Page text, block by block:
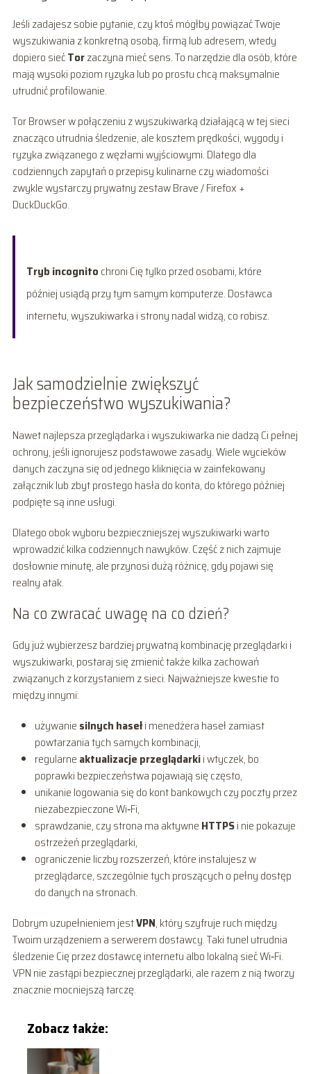
Jeśli zadajesz sobie pytanie, czy ktoś mógłby powiązać Twoje
wyszukiwania z konkretną osobą, firmą lub adresem, wtedy
dopiero siećTorzaczyna mieć sens. To narzędzie dla osób, które
mają wysoki poziom ryzyka lub po prostu chcą maksymalnie
utrudnić profilowanie.
Tor Browser w połączeniu z wyszukiwarką działającą w tej sieci
znacząco utrudnia śledzenie, ale kosztem prędkości, wygody i
ryzyka związanego z węzłami wyjściowymi. Dlatego dla
codziennych zapytań o przepisy kulinarne czy wiadomości
zwykle wystarczy prywatny zestaw Brave / Firefox +
DuckDuckGo.
Tryb incognito chroni Cię tylko przed osobami, które
później usiądą przy tym samym komputerze. Dostawca
internetu, wyszukiwarka i strony nadal widzą, co robisz.
Jak samodzielnie zwiększyć
bezpieczeństwo wyszukiwania?
Nawet najlepsza przeglądarka i wyszukiwarka nie dadzą Ci pełnej
ochrony, jeśli ignorujesz podstawowe zasady. Wiele wycieków
danych zaczyna się od jednego kliknięcia w zainfekowany
załącznik lub zbyt prostego hasła do konta, do którego później
podpięte są inne usługi.
Dlatego obok wyboru bezpieczniejszej wyszukiwarki warto
wprowadzić kilka codziennych nawyków. Część z nich zajmuje
dosłownie minutę, ale przynosi dużą różnicę, gdy pojawi się
realny atak.
Na co zwracać uwagę na co dzień?
Gdy już wybierzesz bardziej prywatną kombinację przeglądarki i
wyszukiwarki, postaraj się zmienić także kilka zachowań
związanych z korzystaniem z sieci. Najważniejsze kwestie to
między innymi:
używanie silnych hasełi menedżera haseł zamiast
powtarzania tych samych kombinacji,
regularne aktualizacje przeglądarkii wtyczek, bo
poprawki bezpieczeństwa pojawiają się często,
unikanie logowania się do kont bankowych czy poczty przez
niezabezpieczone Wi‑Fi,
sprawdzanie, czy strona ma aktywne HTTPSi nie pokazuje
ostrzeżeń przeglądarki,
ograniczenie liczby rozszerzeń, które instalujesz w
przeglądarce, szczególnie tych proszących o pełny dostęp
do danych na stronach.
Dobrym uzupełnieniem jestVPN, który szyfruje ruch między
Twoim urządzeniem a serwerem dostawcy. Taki tunel utrudnia
śledzenie Cię przez dostawcę internetu albo lokalną sieć Wi‑Fi.
VPN nie zastąpi bezpiecznej przeglądarki, ale razem z nią tworzy
znacznie mocniejszą tarczę.
Zobacz także: